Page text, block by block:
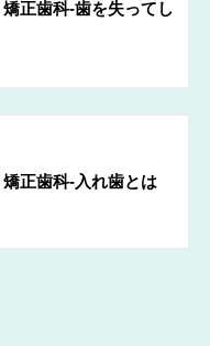
正歯科-歯を失ってし
正歯科-入れ歯とは